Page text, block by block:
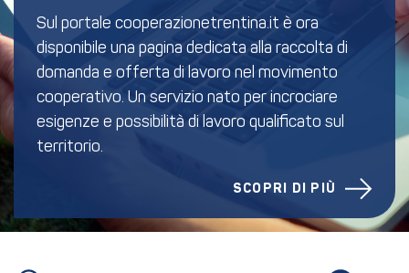
Sul portale cooperazionetrentina.it è ora
disponibile una pagina dedicata alla raccolta di
domanda e offerta di lavoro nel movimento
cooperativo. Un servizio nato per incrociare
esigenze e possibilità di lavoro qualificato sul
territorio.
SCOPRI DI PIÙ